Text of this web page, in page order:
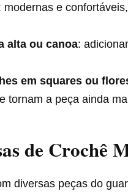
modernas e
alta ou canoa:
em squares ou
tornam a peça ainda
de Crochê
diversas peças do